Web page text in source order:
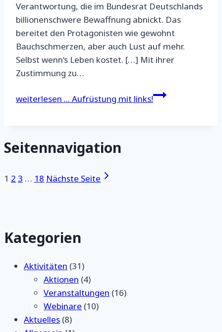
Verantwortung, die im Bundesrat Deutschlands
billionenschwere Bewaffnung abnickt. Das
bereitet den Protagonisten wie gewohnt
Bauchschmerzen, aber auch Lust auf mehr.
Selbst wenn‘s Leben kostet. […] Mit ihrer
Zustimmung zu…
weiterlesen ... Aufrüstung mit links!
Seitennavigation
1 2 3 … 18 Nächste Seite
Kategorien
Aktivitäten (31)
Aktionen (4)
Veranstaltungen (16)
Webinare (10)
Aktuelles (8)